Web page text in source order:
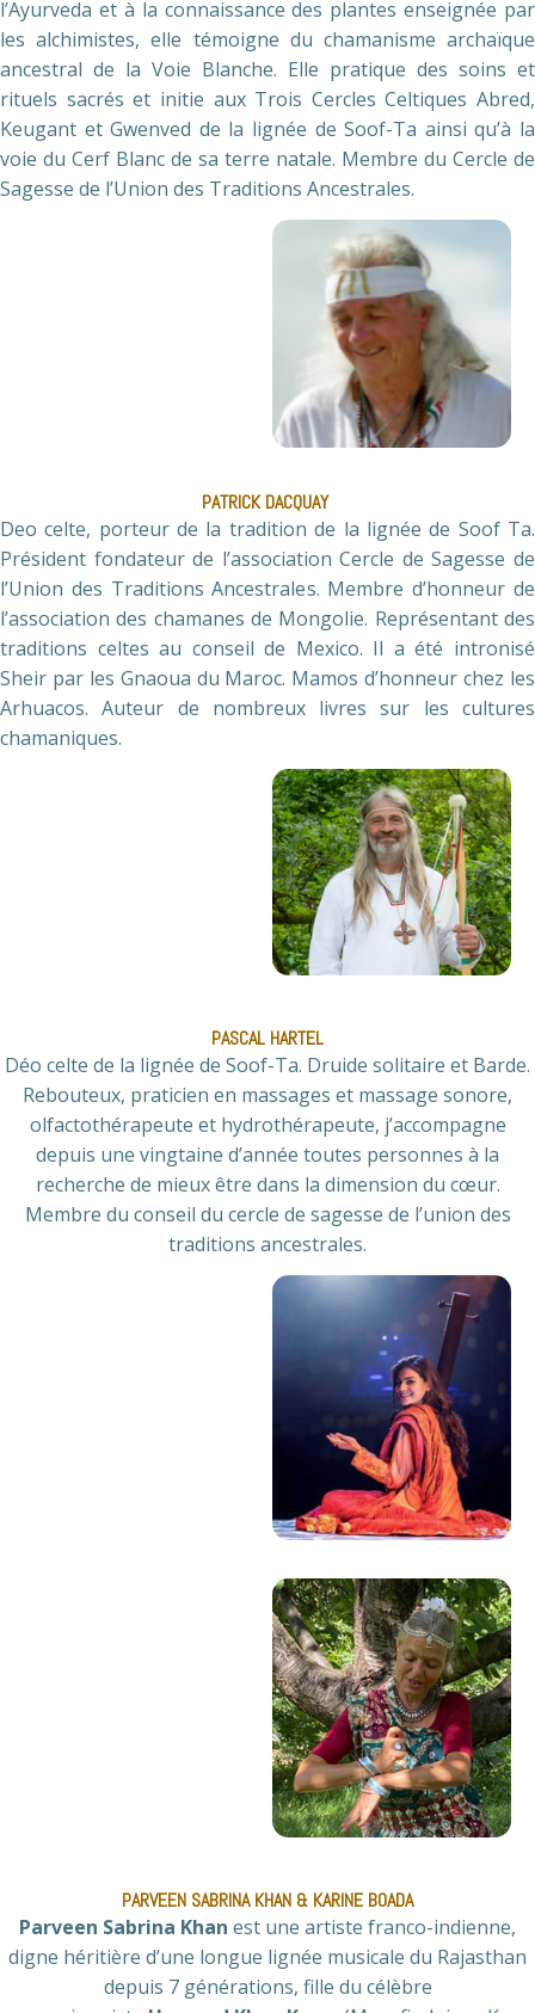
l’Ayurveda et à la connaissance des plantes enseignée par
les alchimistes, elle témoigne du chamanisme archaïque
ancestral de la Voie Blanche. Elle pratique des soins et
rituels sacrés et initie aux Trois Cercles Celtiques Abred,
Keugant et Gwenved de la lignée de Soof-Ta ainsi qu’à la
voie du Cerf Blanc de sa terre natale. Membre du Cercle de
Sagesse de l’Union des Traditions Ancestrales.
PATRICK DACQUAY
Deo celte, porteur de la tradition de la lignée de Soof Ta.
Président fondateur de l’association Cercle de Sagesse de
l’Union des Traditions Ancestrales. Membre d’honneur de
l’association des chamanes de Mongolie. Représentant des
traditions celtes au conseil de Mexico. Il a été intronisé
Sheir par les Gnaoua du Maroc. Mamos d’honneur chez les
Arhuacos. Auteur de nombreux livres sur les cultures
chamaniques.
PASCAL HARTEL
Déo celte de la lignée de Soof-Ta. Druide solitaire et Barde.
Rebouteux, praticien en massages et massage sonore,
olfactothérapeute et hydrothérapeute, j’accompagne
depuis une vingtaine d’année toutes personnes à la
recherche de mieux être dans la dimension du cœur.
Membre du conseil du cercle de sagesse de l’union des
traditions ancestrales.
PARVEEN SABRINA KHAN & KARINE BOADA
Parveen Sabrina Khan est une artiste franco-indienne,
digne héritière d’une longue lignée musicale du Rajasthan
depuis 7 générations, fille du célèbre